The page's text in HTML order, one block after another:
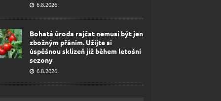
6.8.2026
Bohatá úroda rajčat nemusí být jen
zbožným přáním. Užijte si
úspěšnou sklizeň již během letošní
sezony
6.8.2026